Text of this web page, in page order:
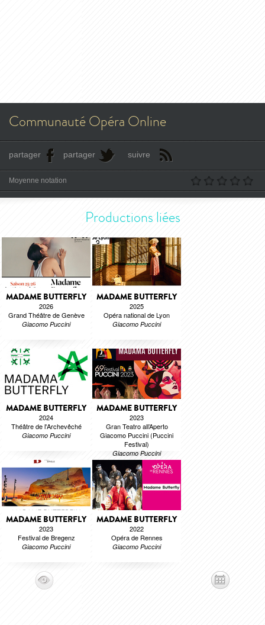
Communauté Opéra Online
partager partager suivre
Moyenne notation
Productions liées
MADAME BUTTERFLY
2026
Grand Théâtre de Genève
Giacomo Puccini
MADAME BUTTERFLY
2025
Opéra national de Lyon
Giacomo Puccini
MADAME BUTTERFLY
2024
Théâtre de l'Archevêché
Giacomo Puccini
MADAME BUTTERFLY
2023
Gran Teatro all’Aperto
Giacomo Puccini (Puccini
Festival)
Giacomo Puccini
MADAME BUTTERFLY
2023
Festival de Bregenz
Giacomo Puccini
MADAME BUTTERFLY
2022
Opéra de Rennes
Giacomo Puccini